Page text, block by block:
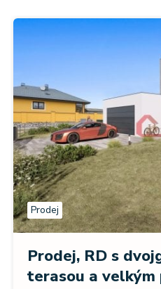
Prodej
Prodej, RD s
terasou a velkým